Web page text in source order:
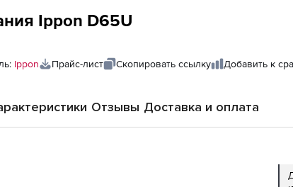
Ippon D65U
Ippon Прайс-лист Скопировать ссылку Добавить к
Отзывы Доставка и оплата